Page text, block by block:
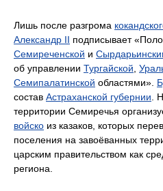
Лишь после разгрома
Александр II подписывает
Семиреченской и
об управлении Тургайской,
Семипалатинской областями».
состав Астраханской губернии.
территории Семиречья
войско из казаков, которых
поселения на завоёванных
царским правительством как
региона.